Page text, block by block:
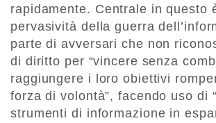
rapidamente. Centrale in questo
pervasività della guerra
parte di avversari che non
di diritto per “vincere senza
raggiungere i loro obiettivi
forza di volontà”, facendo uso di
strumenti di informazione in